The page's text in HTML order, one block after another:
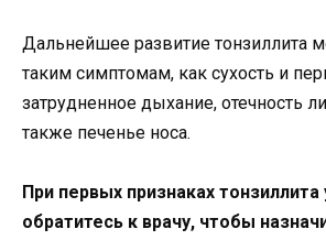
Дальнейшее развитие тонзиллита
таким симптомам, как сухость и
затрудненное дыхание, отечность
также печенье носа.
При первых признаках тонзиллита
обратитесь к врачу, чтобы